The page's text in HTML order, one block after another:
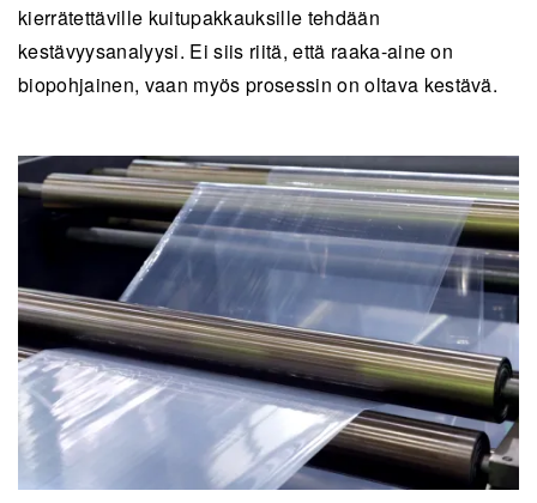
kierrätettäville kuitupakkauksille tehdään
kestävyysanalyysi. Ei siis riitä, että raaka-aine on
biopohjainen, vaan myös prosessin on oltava kestävä.